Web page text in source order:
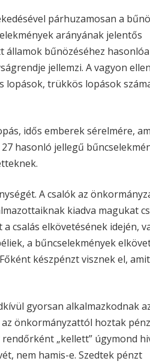
párhuzamosan a
arányának jelentős
államok bűnözéséhez
jellemzi. A vagyon
lopások, trükkös lopások
idős emberek sérelmére,
hasonló jellegű
A csalók az
kiadva magukat
csalás elkövetésének idején,
a bűncselekmények
készpénzt visznek el,
gyorsan alkalmazkodnak
önkormányzattól hoztak
„kellett” úgymond
nem hamis-e. Szedtek pénzt